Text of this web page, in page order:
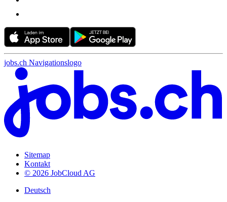
jobs.ch Navigationslogo
Sitemap
Kontakt
© 2026 JobCloud AG
Deutsch